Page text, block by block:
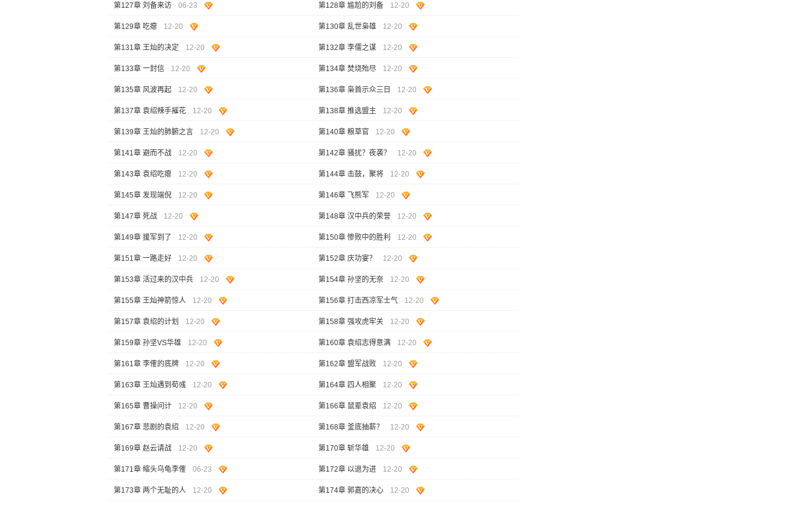
第127章 刘备来访 06-23 第128章 尴尬的刘备 12-20
第129章 吃瘪 12-20 第130章 乱世枭雄 12-20
第131章 王灿的决定 12-20 第132章 李儒之谋 12-20
第133章 一封信 12-20 第134章 焚烧殆尽 12-20
第135章 风波再起 12-20 第136章 枭首示众三日 12-20
第137章 袁绍辣手摧花 12-20 第138章 推选盟主 12-20
第139章 王灿的肺腑之言 12-20 第140章 粮草官 12-20
第141章 避而不战 12-20 第142章 骚扰？夜袭？ 12-20
第143章 袁绍吃瘪 12-20 第144章 击鼓，聚将 12-20
第145章 发现端倪 12-20 第146章 飞熊军 12-20
第147章 死战 12-20 第148章 汉中兵的荣誉 12-20
第149章 援军到了 12-20 第150章 惨败中的胜利 12-20
第151章 一路走好 12-20 第152章 庆功宴？ 12-20
第153章 活过来的汉中兵 12-20 第154章 孙坚的无奈 12-20
第155章 王灿神箭惊人 12-20 第156章 打击西凉军士气 12-20
第157章 袁绍的计划 12-20 第158章 强攻虎牢关 12-20
第159章 孙坚VS华雄 12-20 第160章 袁绍志得意满 12-20
第161章 李傕的底牌 12-20 第162章 盟军战败 12-20
第163章 王灿遇到荀彧 12-20 第164章 四人相聚 12-20
第165章 曹操问计 12-20 第166章 鼠辈袁绍 12-20
第167章 悲剧的袁绍 12-20 第168章 釜底抽薪？ 12-20
第169章 赵云请战 12-20 第170章 斩华雄 12-20
第171章 缩头乌龟李傕 06-23 第172章 以退为进 12-20
第173章 两个无耻的人 12-20 第174章 郭嘉的决心 12-20